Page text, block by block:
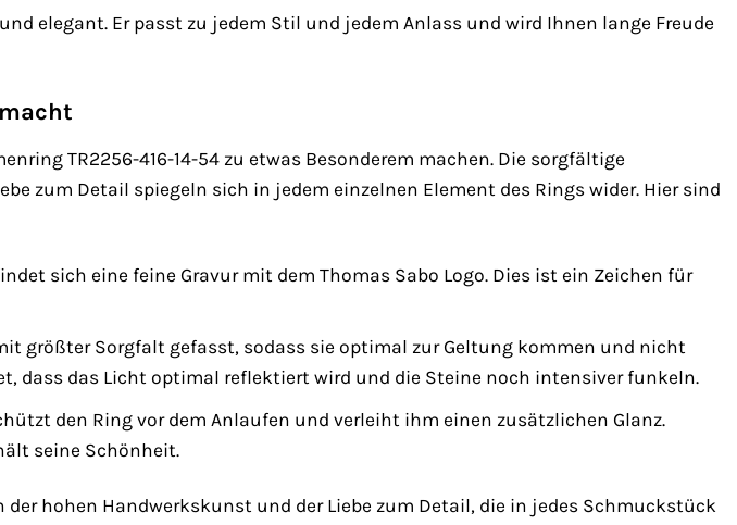
elegant. Er passt zu jedem Stil und jedem Anlass und wird Ihnen lange Freude
TR2256-416-14-54 zu etwas Besonderem machen. Die sorgfältige
zum Detail spiegeln sich in jedem einzelnen Element des Rings wider. Hier sind
sich eine feine Gravur mit dem Thomas Sabo Logo. Dies ist ein Zeichen für
größter Sorgfalt gefasst, sodass sie optimal zur Geltung kommen und nicht
dass das Licht optimal reflektiert wird und die Steine noch intensiver funkeln.
den Ring vor dem Anlaufen und verleiht ihm einen zusätzlichen Glanz.
seine Schönheit.
der hohen Handwerkskunst und der Liebe zum Detail, die in jedes Schmuckstück